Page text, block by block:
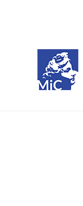
Soprintendenza